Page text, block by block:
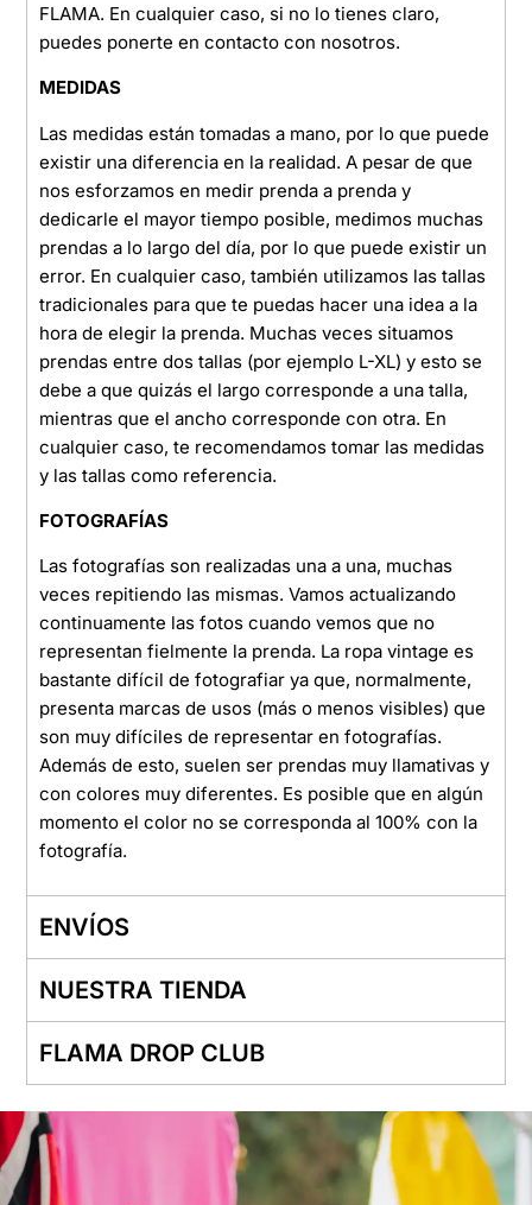
FLAMA. En cualquier caso, si no lo tienes claro,
puedes ponerte en contacto con nosotros.
MEDIDAS
Las medidas están tomadas a mano, por lo que puede
existir una diferencia en la realidad. A pesar de que
nos esforzamos en medir prenda a prenda y
dedicarle el mayor tiempo posible, medimos muchas
prendas a lo largo del día, por lo que puede existir un
error. En cualquier caso, también utilizamos las tallas
tradicionales para que te puedas hacer una idea a la
hora de elegir la prenda. Muchas veces situamos
prendas entre dos tallas (por ejemplo L-XL) y esto se
debe a que quizás el largo corresponde a una talla,
mientras que el ancho corresponde con otra. En
cualquier caso, te recomendamos tomar las medidas
y las tallas como referencia.
FOTOGRAFÍAS
Las fotografías son realizadas una a una, muchas
veces repitiendo las mismas. Vamos actualizando
continuamente las fotos cuando vemos que no
representan fielmente la prenda. La ropa vintage es
bastante difícil de fotografiar ya que, normalmente,
presenta marcas de usos (más o menos visibles) que
son muy difíciles de representar en fotografías.
Además de esto, suelen ser prendas muy llamativas y
con colores muy diferentes. Es posible que en algún
momento el color no se corresponda al 100% con la
fotografía.
ENVÍOS
NUESTRA TIENDA
FLAMA DROP CLUB